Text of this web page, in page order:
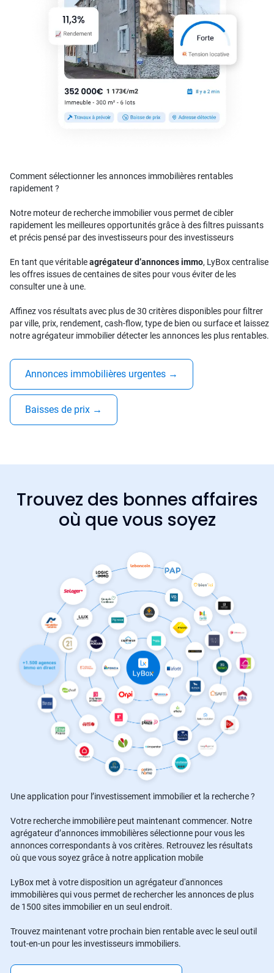
Comment sélectionner les annonces immobilières rentables
rapidement ?
Notre moteur de recherche immobilier vous permet de cibler
rapidement les meilleures opportunités grâce à des filtres puissants
et précis pensé par des investisseurs pour des investisseurs
En tant que véritableagrégateur d’annonces immo, LyBox centralise
les offres issues de centaines de sites pour vous éviter de les
consulter une à une.
Affinez vos résultats avec plus de 30 critères disponibles pour filtrer
par ville, prix, rendement, cash-flow, type de bien ou surface et laissez
notre agrégateur immobilier détecter les annonces les plus rentables.
Annonces immobilières urgentes →
Baisses de prix →
Trouvez des bonnes affaires
où que vous soyez
Une application pour l’investissement immobilier et la recherche ?
Votre recherche immobilière peut maintenant commencer. Notre
agrégateur d’annonces immobilières sélectionne pour vous les
annonces correspondants à vos critères. Retrouvez les résultats
où que vous soyez grâce à notre application mobile
LyBox met à votre disposition un agrégateur d'annonces
immobilières qui vous permet de rechercher les annonces de plus
de 1500 sites immobilier en un seul endroit.
Trouvez maintenant votre prochain bien rentable avec le seul outil
tout-en-un pour les investisseurs immobiliers.